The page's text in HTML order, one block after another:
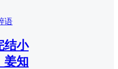
语
结小
姜知